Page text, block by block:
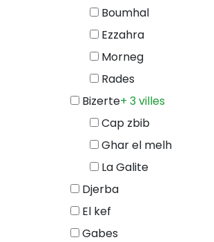
Boumhal
Ezzahra
Morneg
Rades
Bizerte+ 3 villes
Cap zbib
Ghar el melh
La Galite
Djerba
El kef
Gabes